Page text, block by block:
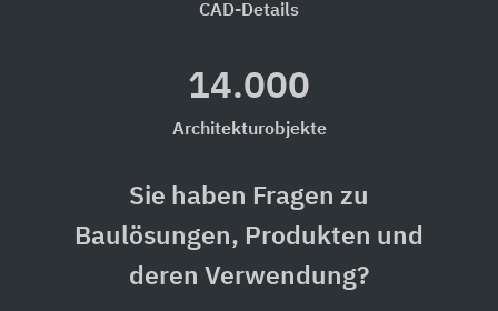
CAD-Details
14.000
Architekturobjekte
Sie haben Fragen zu
Baulösungen, Produkten und
deren Verwendung?